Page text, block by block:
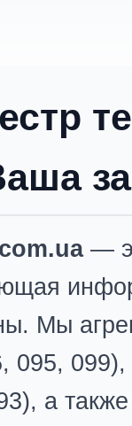
—
Мы
095, 099),
а